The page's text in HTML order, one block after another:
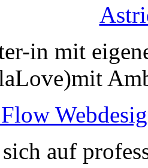
in mit
auf